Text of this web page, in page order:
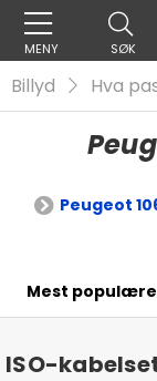
MENY SØK
Billyd Hva
Peugeot
ISO-